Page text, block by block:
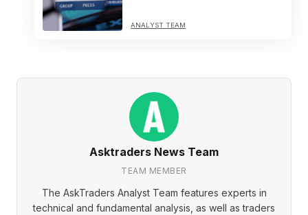
ANALYST TEAM
Asktraders News Team
TEAM MEMBER
The AskTraders Analyst Team features experts in
technical and fundamental analysis, as well as traders